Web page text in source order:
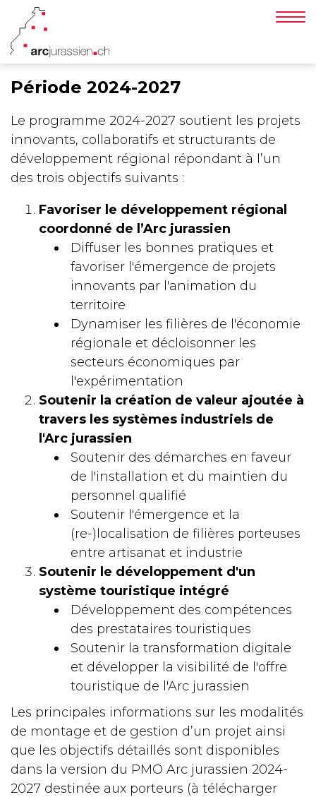
Période 2024-2027
Le programme 2024-2027 soutient les projets
innovants, collaboratifs et structurants de
développement régional répondant à l’un
des trois objectifs suivants :
Favoriser le développement régional
coordonné de l’Arc jurassien
Diffuser les bonnes pratiques et
favoriser l'émergence de projets
innovants par l'animation du
territoire
Dynamiser les filières de l'économie
régionale et décloisonner les
secteurs économiques par
l'expérimentation
Soutenir la création de valeur ajoutée à
travers les systèmes industriels de
l'Arc jurassien
Soutenir des démarches en faveur
de l'installation et du maintien du
personnel qualifié
Soutenir l'émergence et la
(re-)localisation de filières porteuses
entre artisanat et industrie
Soutenir le développement d'un
système touristique intégré
Développement des compétences
des prestataires touristiques
Soutenir la transformation digitale
et développer la visibilité de l'offre
touristique de l'Arc jurassien
Les principales informations sur les modalités
de montage et de gestion d’un projet ainsi
que les objectifs détaillés sont disponibles
dans la version du PMO Arc jurassien 2024-
2027 destinée aux porteurs (à télécharger